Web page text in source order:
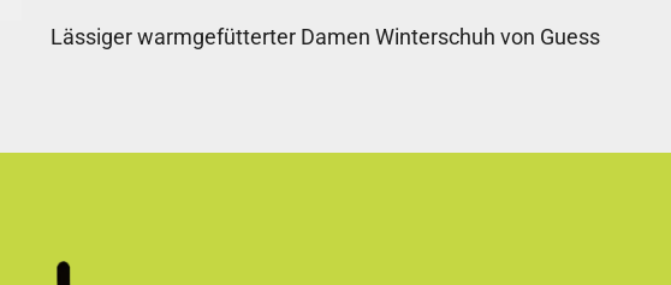
Lässiger warmgefütterter Damen Winterschuh von Guess